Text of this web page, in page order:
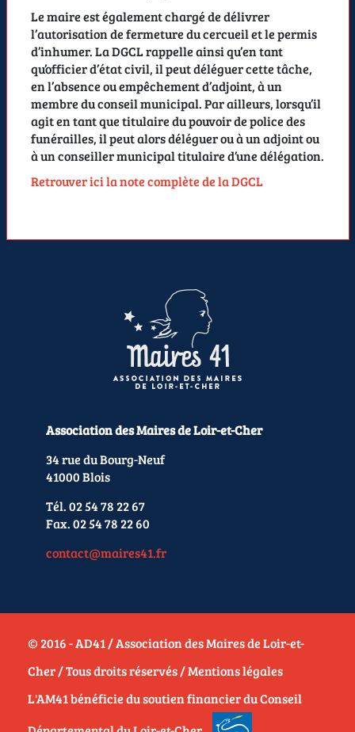
Le maire est également chargé de délivrer
l’autorisation de fermeture du cercueil et le permis
d’inhumer. La DGCL rappelle ainsi qu’en tant
qu’officier d’état civil, il peut déléguer cette tâche,
en l’absence ou empêchement d’adjoint, à un
membre du conseil municipal. Par ailleurs, lorsqu’il
agit en tant que titulaire du pouvoir de police des
funérailles, il peut alors déléguer ou à un adjoint ou
à un conseiller municipal titulaire d’une délégation.
Retrouver ici la note complète de la DGCL
Association des Maires de Loir-et-Cher
34 rue du Bourg-Neuf
41000 Blois
Tél. 02 54 78 22 67
Fax. 02 54 78 22 60
contact@maires41.fr
© 2016 - AD41 / Association des Maires de Loir-et-
Cher / Tous droits réservés /Mentions légales
L'AM41 bénéficie du soutien financier du Conseil